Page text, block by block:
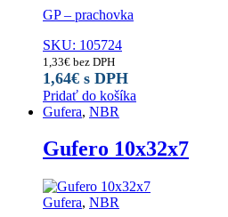
GP – prachovka
SKU: 105724
1,33€ bez DPH
1,64€ s DPH
Pridať do košíka
Gufera, NBR
Gufero 10x32x7
Gufera, NBR